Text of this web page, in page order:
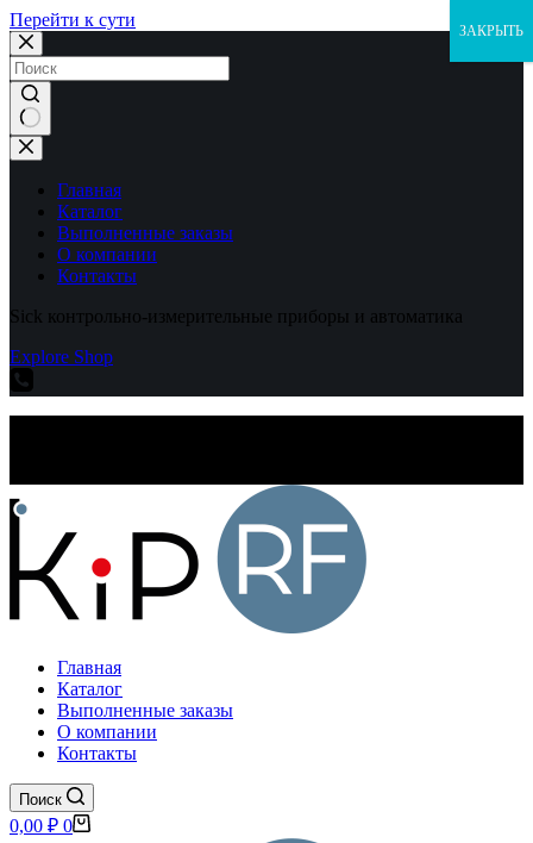
Перейти к сути
Ничего
не
найденоГлавная
Каталог
Выполненные заказы
О компании
Контакты
Sick контрольно-измерительные приборы и автоматика
Explore Shop
Главная
Каталог
Выполненные заказы
О компании
Контакты
Поиск
Корзина
0,00 ₽ 0
ЗАКРЫТЬ